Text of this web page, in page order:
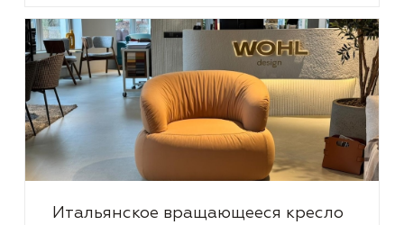
Итальянское вращающееся кресло